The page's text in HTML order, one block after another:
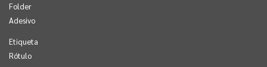
Folder
Adesivo
Etiqueta
Rótulo